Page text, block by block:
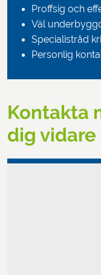
Proffsig och
Väl
Specialistråd
Personlig
Kontakta
dig vidare